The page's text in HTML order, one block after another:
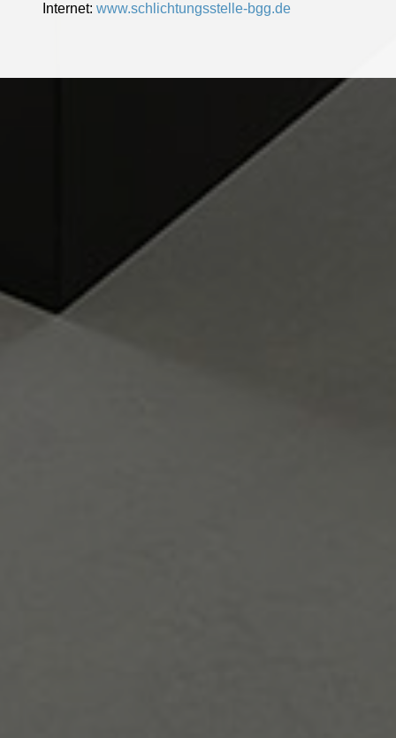
Internet: www.schlichtungsstelle-bgg.de